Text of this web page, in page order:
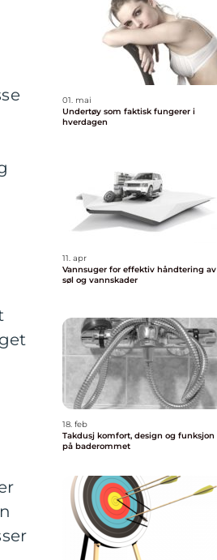
01. mai
Undertøy som faktisk fungerer i
hverdagen
11. apr
Vannsuger for effektiv håndtering av
søl og vannskader
18. feb
Takdusj komfort, design og funksjon
på baderommet